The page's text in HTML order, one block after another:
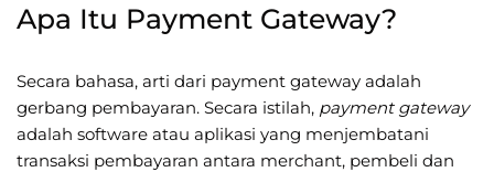
Apa Itu Payment Gateway?
Secara bahasa, arti dari payment gateway adalah
gerbang pembayaran. Secara istilah, payment gateway
adalah software atau aplikasi yang menjembatani
transaksi pembayaran antara merchant, pembeli dan